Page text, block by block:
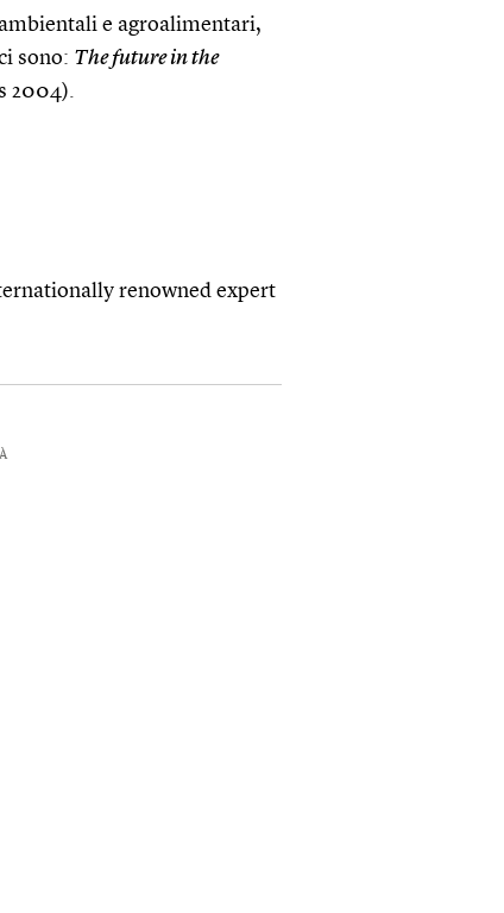
e agroalimentari,
sono: The future in the
2004).
renowned expert